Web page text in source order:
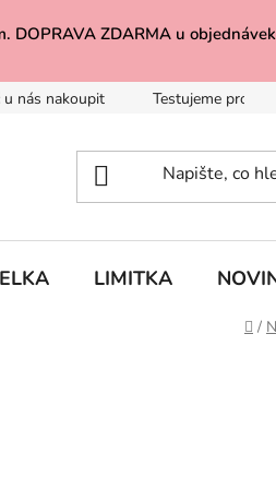
DOPRAVA ZDARMA u
u nás nakoupit Testujeme pro Vás
LIMITKA
/